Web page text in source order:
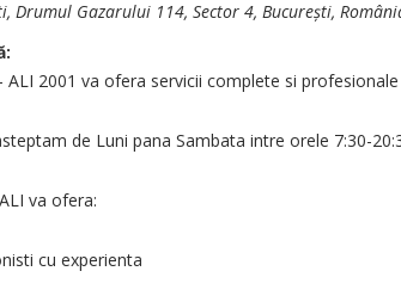
, Drumul Gazarului 114, Sector 4, București,
ALI 2001 va ofera servicii complete si
de Luni pana Sambata intre orele 7:30-
va ofera:
cu experienta